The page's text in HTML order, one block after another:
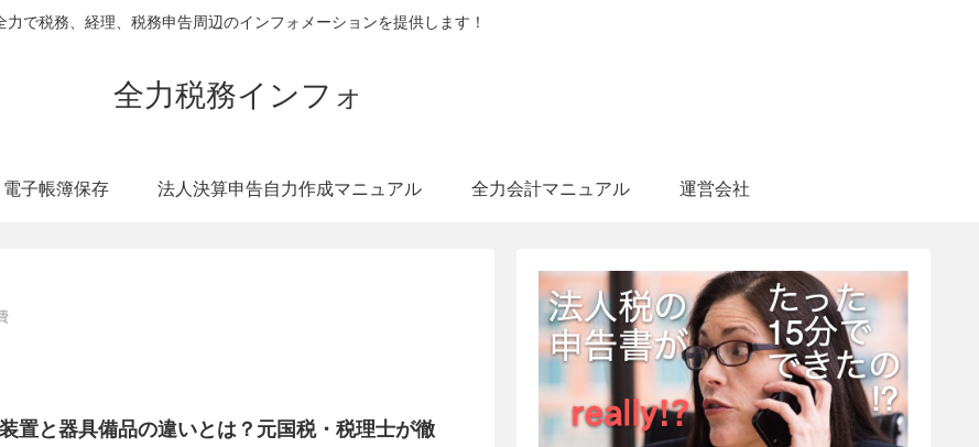
力で税務、経理、税務申告周辺のインフォメーションを提供します！
全力税務インフォ
電子帳簿保存 法人決算申告自力作成マニュアル 全力会計マニュアル 運営会社
置と器具備品の違いとは？元国税・税理士が徹